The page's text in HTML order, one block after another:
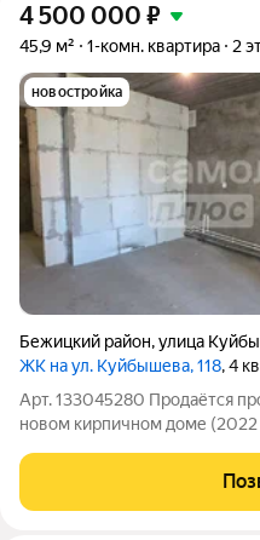
4 500 000 ₽
45,9 м² 1-комн. квартира 2
новостройка
Бежицкий район,улица
ЖК на ул. Куйбышева, 118, 4
Арт. 133045280 Продаётся
новом кирпичном доме (2022
создать интерьер под себя.
этажей.